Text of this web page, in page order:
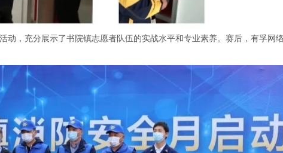
动，充分展示了书院镇志愿者队伍的实战水平和专业素养。赛后，有孚网